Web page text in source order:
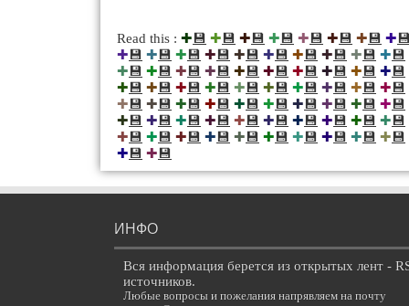
Read this : ✚💾 ✚💾 ✚💾 ✚💾 ✚💾 ✚💾 ✚💾 ✚
✚💾 ✚💾 ✚💾 ✚💾 ✚💾 ✚💾 ✚💾 ✚💾 ✚💾 ✚💾
✚💾 ✚💾 ✚💾 ✚💾 ✚💾 ✚💾 ✚💾 ✚💾 ✚💾 ✚💾
✚💾 ✚💾 ✚💾 ✚💾 ✚💾 ✚💾 ✚💾 ✚💾 ✚💾 ✚💾
✚💾 ✚💾 ✚💾 ✚💾 ✚💾 ✚💾 ✚💾 ✚💾 ✚💾 ✚💾
✚💾 ✚💾 ✚💾 ✚💾 ✚💾 ✚💾 ✚💾 ✚💾 ✚💾 ✚💾
✚💾 ✚💾 ✚💾 ✚💾 ✚💾 ✚💾 ✚💾 ✚💾 ✚💾 ✚💾
✚💾 ✚💾
ИНФО
Вся информация берется из открытых лент -
источников.
Любые вопросы и пожелания напрявляем на почту